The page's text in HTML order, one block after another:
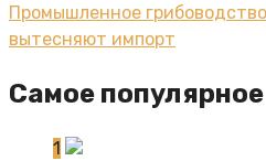
Промышленное
вытесняют импорт
Самое популярное
1